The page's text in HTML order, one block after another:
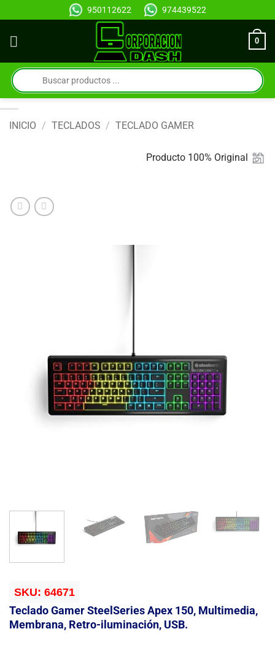
al
contenido
950112622 974439522
0
Búsqueda
de
productos
INICIO / TECLADOS / TECLADO GAMER
Producto 100% Original
SKU: 64671
Teclado Gamer SteelSeries Apex 150, Multimedia,
Membrana, Retro-iluminación, USB.